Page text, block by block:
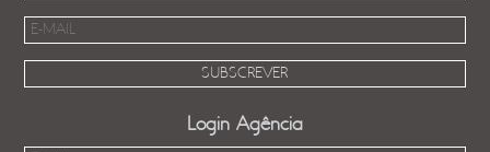
Login Agência